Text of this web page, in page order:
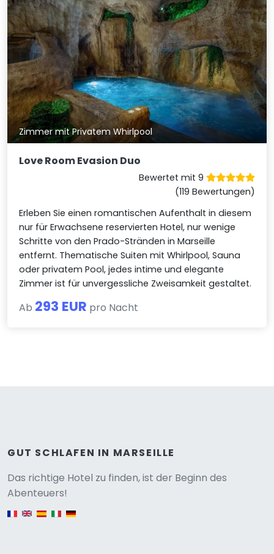
Zimmer mit Privatem Whirlpool
Love Room Evasion Duo
Bewertet mit 9
(119 Bewertungen)
Erleben Sie einen romantischen Aufenthalt in diesem
nur für Erwachsene reservierten Hotel, nur wenige
Schritte von den Prado-Stränden in Marseille
entfernt. Thematische Suiten mit Whirlpool, Sauna
oder privatem Pool, jedes intime und elegante
Zimmer ist für unvergessliche Zweisamkeit gestaltet.
Ab 293 EUR pro Nacht
GUT SCHLAFEN IN MARSEILLE
Das richtige Hotel zu finden, ist der Beginn des
Abenteuers!